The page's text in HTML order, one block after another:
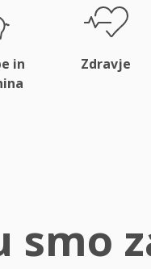
in
Zdravje
smo